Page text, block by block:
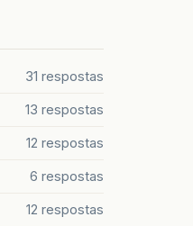
31 respostas
13 respostas
12 respostas
6 respostas
12 respostas